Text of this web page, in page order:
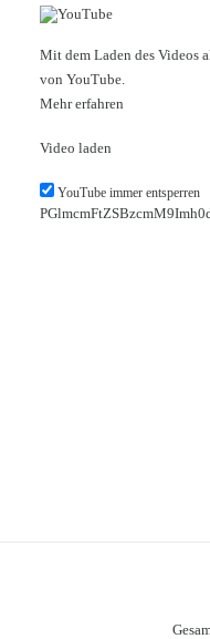
Mit dem Laden des Videos
von YouTube.
Mehr erfahren
Video laden
YouTube immer entsperren